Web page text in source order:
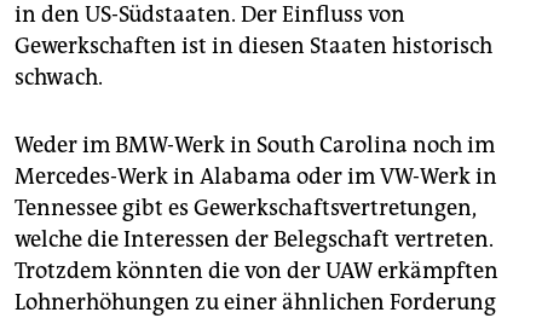
in den US-Südstaaten. Der Einfluss von
Gewerkschaften ist in diesen Staaten historisch
schwach.
Weder im BMW-Werk in South Carolina noch im
Mercedes-Werk in Alabama oder im VW-Werk in
Tennessee gibt es Gewerkschaftsvertretungen,
welche die Interessen der Belegschaft vertreten.
Trotzdem könnten die von der UAW erkämpften
Lohnerhöhungen zu einer ähnlichen Forderung